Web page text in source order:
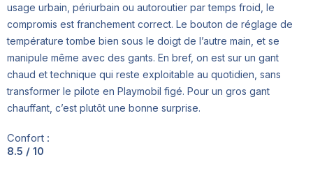
usage urbain, périurbain ou autoroutier par temps froid, le
compromis est franchement correct. Le bouton de réglage de
température tombe bien sous le doigt de l’autre main, et se
manipule même avec des gants. En bref, on est sur un gant
chaud et technique qui reste exploitable au quotidien, sans
transformer le pilote en Playmobil figé. Pour un gros gant
chauffant, c’est plutôt une bonne surprise.
Confort :
8.5 / 10